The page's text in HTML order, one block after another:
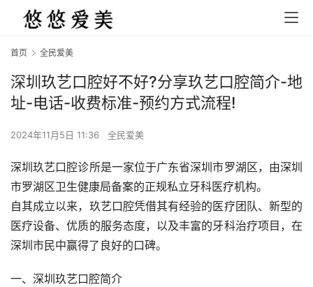
首页 全民爱美
深圳玖艺口腔好不好?分享玖艺口腔简介-地
址-电话-收费标准-预约方式流程!
2024年11月5日 11:36 全民爱美
深圳玖艺口腔诊所是一家位于广东省深圳市罗湖区，由深圳
市罗湖区卫生健康局备案的正规私立牙科医疗机构。
自其成立以来，玖艺口腔凭借其有经验的医疗团队、新型的
医疗设备、优质的服务态度，以及丰富的牙科治疗项目，在
深圳市民中赢得了良好的口碑。
一、深圳玖艺口腔简介